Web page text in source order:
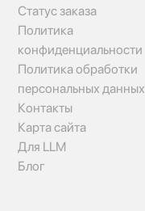
Статус заказа
Политика
конфиденциальности
Политика обработки
персональных данных
Контакты
Карта сайта
Для LLM
Блог